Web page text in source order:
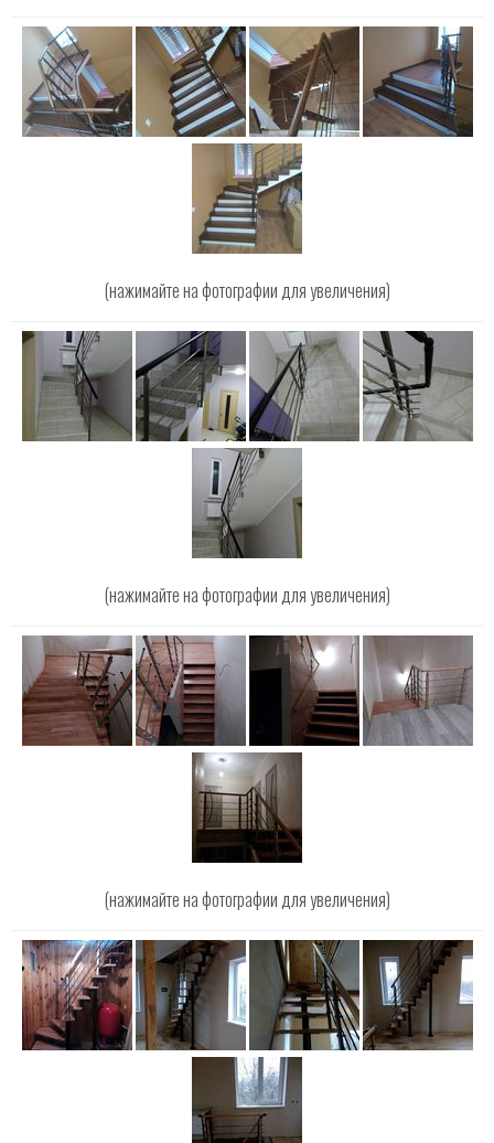
(нажимайте на фотографии для увеличения)
(нажимайте на фотографии для увеличения)
(нажимайте на фотографии для увеличения)